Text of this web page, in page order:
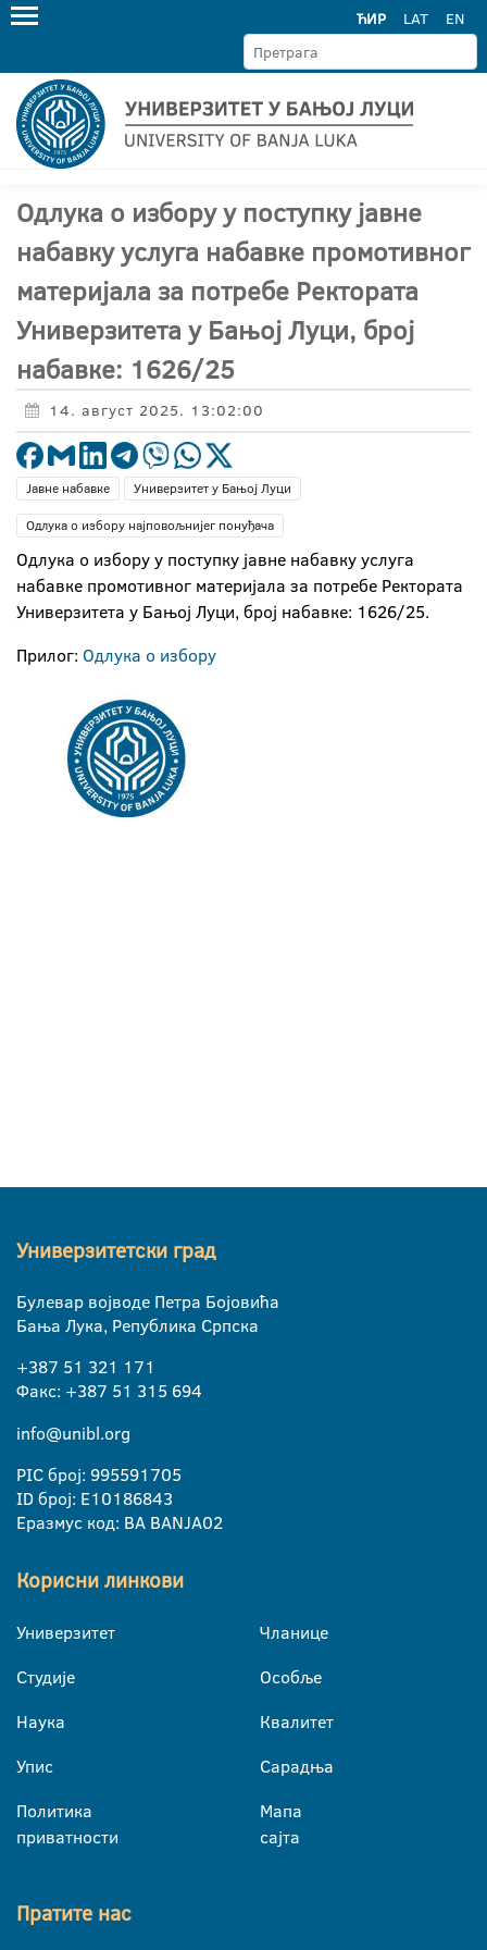
ЋИР LAT EN
Одлука о избору у поступку јавне
набавку услуга набавке промотивног
материјала за потребе Ректората
Универзитета у Бањој Луци, број
набавке: 1626/25
14. август 2025. 13:02:00
Јавне набавке
Универзитет у Бањој Луци
Одлука о избору најповољнијег понуђача
Одлука о избору у поступку јавне набавку услуга
набавке промотивног материјала за потребе Ректората
Универзитета у Бањој Луци, број набавке: 1626/25.
Прилог: Одлука о избору
Универзитетски град
Булевар војводе Петра Бојовића
Бања Лука, Република Српска
+387 51 321 171
Факс: +387 51 315 694
info@unibl.org
PIC број: 995591705
ID број: E10186843
Еразмус код: BA BANJA02
Корисни линкови
Универзитет
Студије
Наука
Упис
Политика
приватности
Чланице
Особље
Квалитет
Сарадња
Мапа
сајта
Пратите нас